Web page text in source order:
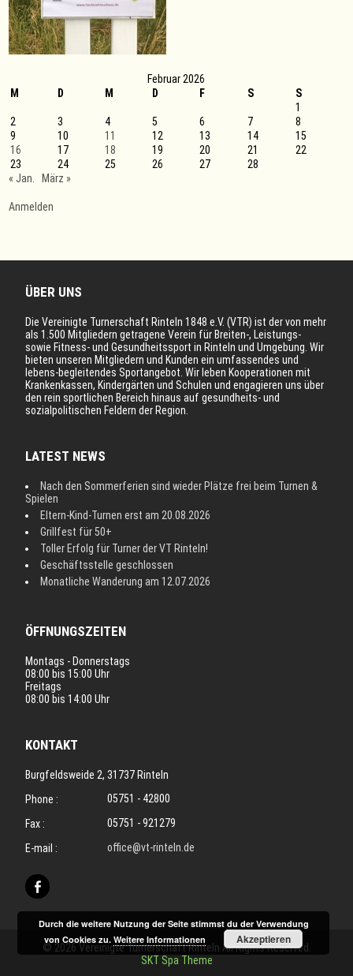
Februar 2026
M
D M D F S
S
1
2
3 4 5 6 7
8
9
10 11 12 13 14
15
16
17 18 19 20 21
22
23
24 25 26 27
28
« Jan.
März »
Anmelden
ÜBER UNS
Die Vereinigte Turnerschaft Rinteln 1848 e.V. (VTR) ist der von mehr
als 1.500 Mitgliedern getragene Verein für Breiten-, Leistungs-
sowie Fitness- und Gesundheitssport in Rinteln und Umgebung. Wir
bieten unseren Mitgliedern und Kunden ein umfassendes und
lebens-begleitendes Sportangebot. Wir leben Kooperationen mit
Krankenkassen, Kindergärten und Schulen und engagieren uns über
den rein sportlichen Bereich hinaus auf gesundheits- und
sozialpolitischen Feldern der Region.
LATEST NEWS
Nach den Sommerferien sind wieder Plätze frei beim Turnen &
Spielen
Eltern-Kind-Turnen erst am 20.08.2026
Grillfest für 50+
Toller Erfolg für Turner der VT Rinteln!
Geschäftsstelle geschlossen
Monatliche Wanderung am 12.07.2026
ÖFFNUNGSZEITEN
Montags - Donnerstags
08:00 bis 15:00 Uhr
Freitags
08:00 bis 14:00 Uhr
KONTAKT
Burgfeldsweide 2, 31737 Rinteln
Phone :
05751 - 42800
Fax :
05751 - 921279
E-mail :
office@vt-rinteln.de
© 2026 Vereinigte Turnerschaft Rinteln All Rights Reserved.
SKT Spa Theme
Durch die weitere Nutzung der Seite stimmst du der Verwendung
von Cookies zu.Weitere Informationen Akzeptieren